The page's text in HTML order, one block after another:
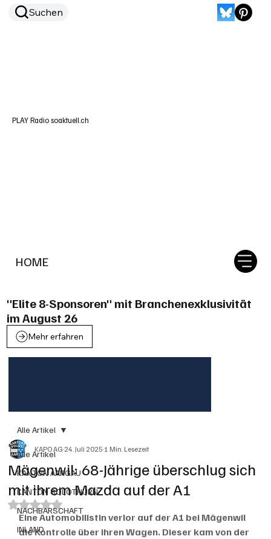
HOME
Suchen
PLAY Radio soaktuell.ch
"Elite 8-Sponsoren" mit Branchenexklusivität
im August 26
Mehr erfahren
Alle Artikel
KANTON AARGAU
KANTON SOLOTHURN
NACHBARSCHAFT
INLAND
Alle Artikel
Mägenwil: 68-Jährige überschlug sich
mit ihrem Mazda auf der A1
KAPO AG24. Juli 20251 Min. Lesezeit
Mit NaN von 5 Sternen bewertet.
Eine Automobilistin verlor auf der A1 bei Mägenwil
die Kontrolle über ihren Wagen. Dieser kam von der